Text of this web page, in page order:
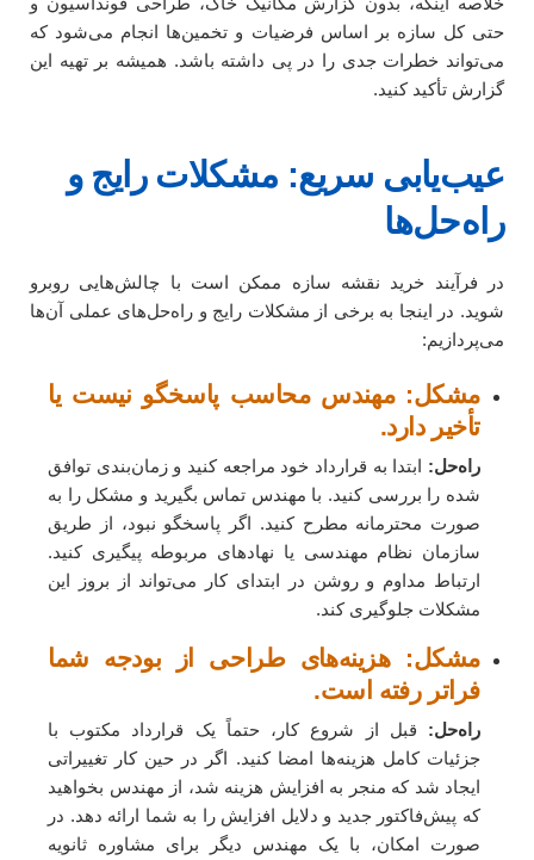
حتی کل سازه بر اساس فرضیات و تخمین‌ها انجام می‌شود که
می‌تواند خطرات جدی را در پی داشته باشد. همیشه بر تهیه این
گزارش تأکید کنید.
عیب‌یابی سریع: مشکلات رایج و
راه‌حل‌ها
در فرآیند خرید نقشه سازه ممکن است با چالش‌هایی روبرو
شوید. در اینجا به برخی از مشکلات رایج و راه‌حل‌های عملی آن‌ها
می‌پردازیم:
مشکل: مهندس محاسب پاسخگو نیست یا
تأخیر دارد.
راه‌حل: ابتدا به قرارداد خود مراجعه کنید و زمان‌بندی توافق
شده را بررسی کنید. با مهندس تماس بگیرید و مشکل را به
صورت محترمانه مطرح کنید. اگر پاسخگو نبود، از طریق
سازمان نظام مهندسی یا نهادهای مربوطه پیگیری کنید.
ارتباط مداوم و روشن در ابتدای کار می‌تواند از بروز این
مشکلات جلوگیری کند.
مشکل: هزینه‌های طراحی از بودجه شما
فراتر رفته است.
راه‌حل: قبل از شروع کار، حتماً یک قرارداد مکتوب با
جزئیات کامل هزینه‌ها امضا کنید. اگر در حین کار تغییراتی
ایجاد شد که منجر به افزایش هزینه شد، از مهندس بخواهید
که پیش‌فاکتور جدید و دلایل افزایش را به شما ارائه دهد. در
صورت امکان، با یک مهندس دیگر برای مشاوره ثانویه